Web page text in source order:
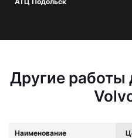
Другие работы
Наименование